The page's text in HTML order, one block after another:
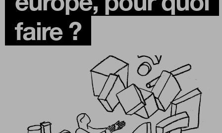
Numéros
Qui sommes-nous ?
faire ?